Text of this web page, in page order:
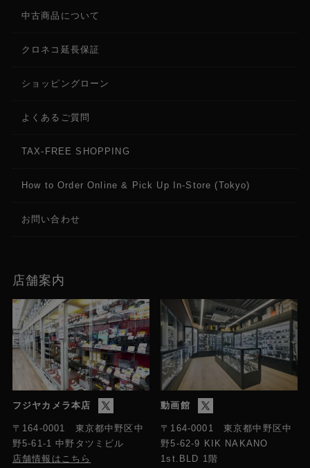
中古商品について
クロネコ延長保証
ショッピングローン
よくあるご質問
TAX-FREE SHOPPING
How to Order Online & Pick Up In-Store (Tokyo)
お問い合わせ
店舗案内
フジヤカメラ本店
〒164-0001 東京都中野区中
野5-61-1 中野タツミビル
店舗情報はこちら
動画館
〒164-0001 東京都中野区中
野5-62-9 KIK NAKANO
1st.BLD 1階